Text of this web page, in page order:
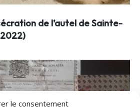
le consentement
de l’autel de Sainte-